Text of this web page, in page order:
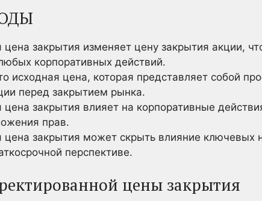
закрытия изменяет цену закрытия акции,
корпоративных действий.
исходная цена, которая представляет собой
перед закрытием рынка.
цена закрытия влияет на корпоративные
прав.
цена закрытия может скрыть влияние ключевых
перспективе.
цены закрытия